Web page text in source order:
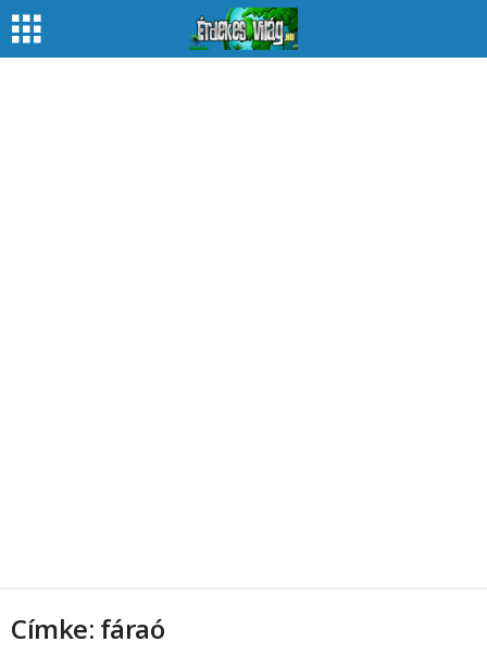
Címke: fáraó